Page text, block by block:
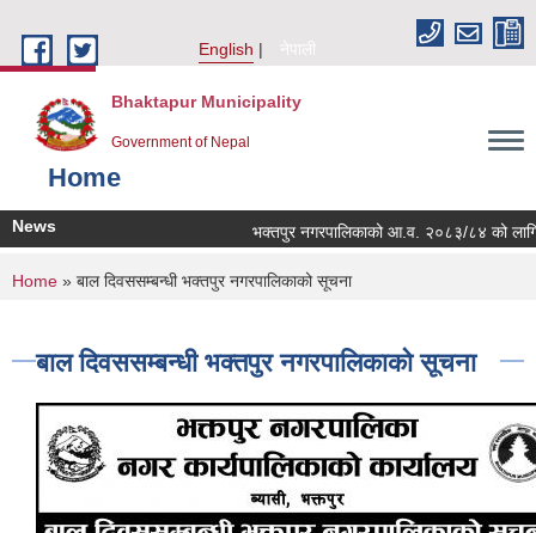
English
नेपाली
Bhaktapur Municipality
Government of Nepal
Home
News भक्तपुर नगरपालिकाको आ.व. २०८३/८४ को लागि
You are here
Home » बाल दिवससम्बन्धी भक्तपुर नगरपालिकाको सूचना
बाल दिवससम्बन्धी भक्तपुर नगरपालिकाको सूचना